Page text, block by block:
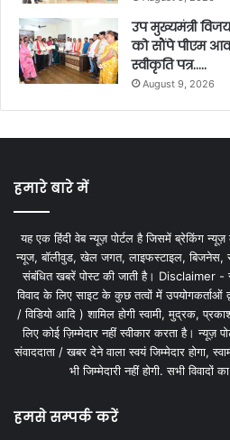
उप मुख्यमंत्री
को सौंपे पीएम
स्वीकृति पत्र…..
August 9, 2026
हमारे बारे में
यह एक हिंदी वेब न्यूज़ पोर्टल है जिसमें ब्रेकिंग
न्यूज, बॉलीवुड, खेल जगत, लाइफस्टाइल, बिजनेस,
संबंधित खबरें पोस्ट की जाती है। Disclaimer -
विवाद के लिए साइट के कुछ तत्वों में उपयोगकर्ताओं
/ विडियो आदि ) शामिल होगी स्वामी, मुद्रक,
लिए कोई ज़िम्मेदार नहीं स्वीकार करता है। न्यूज़
संवाददाता / खबर देने वाला स्वयं जिम्मेदार होगा,
भी जिम्मेदारी नहीं होगी. सभी विवादों
हमसे सम्पर्क करें